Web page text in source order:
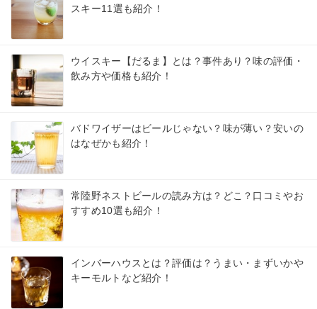
スキー11選も紹介！
ウイスキー【だるま】とは？事件あり？味の評価・
飲み方や価格も紹介！
バドワイザーはビールじゃない？味が薄い？安いの
はなぜかも紹介！
常陸野ネストビールの読み方は？どこ？口コミやお
すすめ10選も紹介！
インバーハウスとは？評価は？うまい・まずいかや
キーモルトなど紹介！